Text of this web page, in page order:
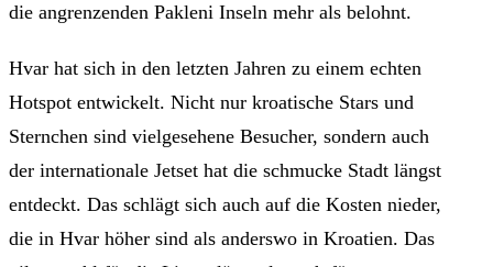
die angrenzenden Pakleni Inseln mehr als belohnt.
Hvar hat sich in den letzten Jahren zu einem echten
Hotspot entwickelt. Nicht nur kroatische Stars und
Sternchen sind vielgesehene Besucher, sondern auch
der internationale Jetset hat die schmucke Stadt längst
entdeckt. Das schlägt sich auch auf die Kosten nieder,
die in Hvar höher sind als anderswo in Kroatien. Das